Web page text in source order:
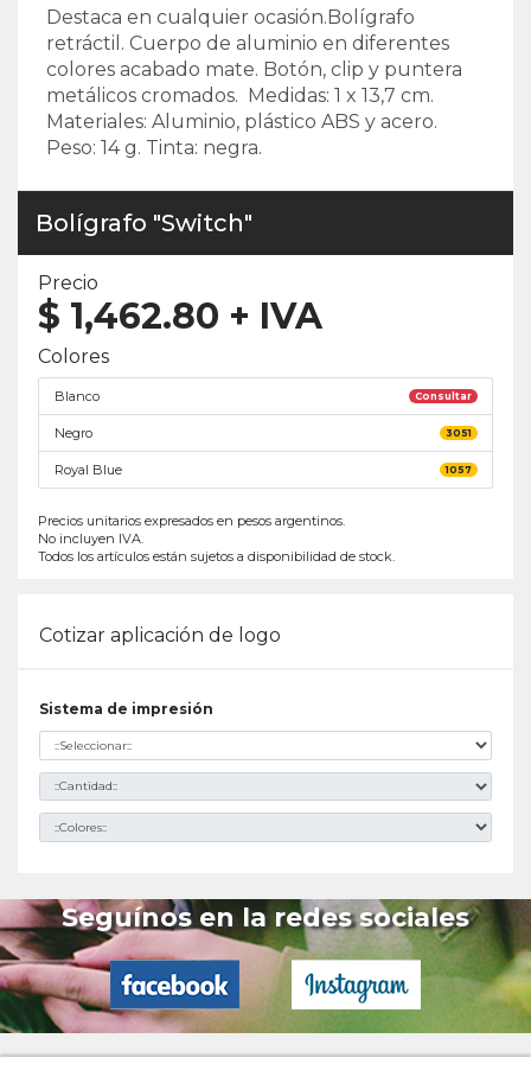
Destaca en cualquier ocasión.Bolígrafo
retráctil. Cuerpo de aluminio en diferentes
colores acabado mate. Botón, clip y puntera
metálicos cromados. Medidas: 1 x 13,7 cm.
Materiales: Aluminio, plástico ABS y acero.
Peso: 14 g. Tinta: negra.
Bolígrafo "Switch"
Precio
$ 1,462.80 + IVA
Colores
Blanco Consultar
Negro 3051
Royal Blue 1057
Precios unitarios expresados en pesos argentinos.
No incluyen IVA.
Todos los artículos están sujetos a disponibilidad de stock.
Cotizar aplicación de logo
Sistema de impresión
Seguínos en la redes sociales